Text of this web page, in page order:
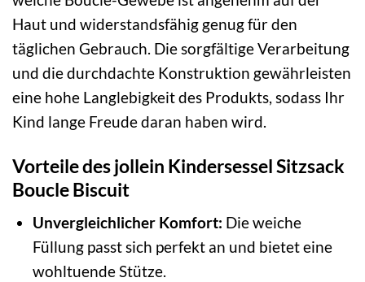
Haut und widerstandsfähig genug für den
täglichen Gebrauch. Die sorgfältige Verarbeitung
und die durchdachte Konstruktion gewährleisten
eine hohe Langlebigkeit des Produkts, sodass Ihr
Kind lange Freude daran haben wird.
Vorteile des jollein Kindersessel Sitzsack
Boucle Biscuit
Unvergleichlicher Komfort: Die weiche
Füllung passt sich perfekt an und bietet eine
wohltuende Stütze.